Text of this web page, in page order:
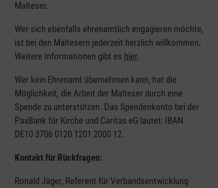
Malteser.
Wer sich ebenfalls ehrenamtlich engagieren möchte,
ist bei den Maltesern jederzeit herzlich willkommen.
Weitere Informationen gibt es hier.
Wer kein Ehrenamt übernehmen kann, hat die
Möglichkeit, die Arbeit der Malteser durch eine
Spende zu unterstützen. Das Spendenkonto bei der
PaxBank für Kirche und Caritas eG lautet: IBAN
DE10 3706 0120 1201 2000 12.
Kontakt für Rückfragen:
Ronald Jäger, Referent für Verbandsentwicklung